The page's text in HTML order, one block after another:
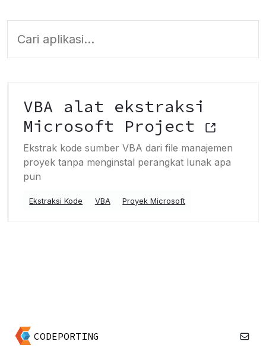
VBA alat ekstraksi
Microsoft Project
Ekstrak kode sumber VBA dari file manajemen
proyek tanpa menginstal perangkat lunak apa
pun
Ekstraksi Kode VBA Proyek Microsoft
CODEPORTING